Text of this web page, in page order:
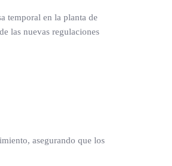
temporal en la planta de
las nuevas regulaciones
asegurando que los